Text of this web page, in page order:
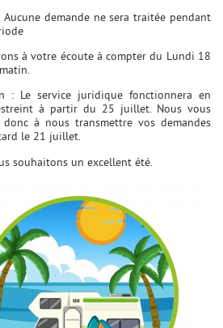
Aucune demande ne sera traitée pendant
à votre écoute à compter du Lundi 18
: Le service juridique fonctionnera en
à partir du 25 juillet. Nous vous
à nous transmettre vos demandes
le 21 juillet.
souhaitons un excellent été.